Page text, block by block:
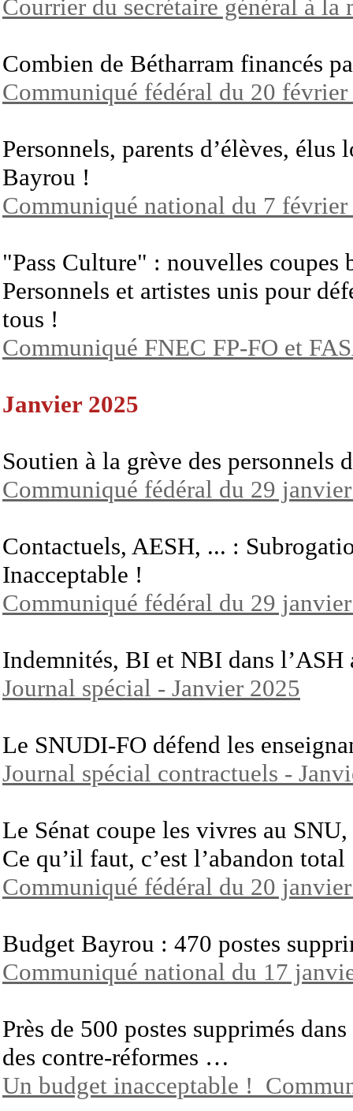
Courrier du secrétaire général à
Combien de Bétharram financés
Communiqué fédéral du 20
Personnels, parents d’élèves,
Bayrou !
Communiqué national du 7
"Pass Culture" : nouvelles coupes
Personnels et artistes unis pour
tous !
Communiqué FNEC FP-FO et
Janvier 2025
Soutien à la grève des
Communiqué fédéral du 29
Contactuels, AESH, ... :
Inacceptable !
Communiqué fédéral du 29
Indemnités, BI et NBI dans
Journal spécial - Janvier 2025
Le SNUDI-FO défend les
Journal spécial contractuels -
Le Sénat coupe les vivres au
Ce qu’il faut, c’est l’abandon
Communiqué fédéral du 20
Budget Bayrou : 470 postes
Communiqué national du 17
Près de 500 postes supprimés
des contre-réformes …
Un budget inacceptable !